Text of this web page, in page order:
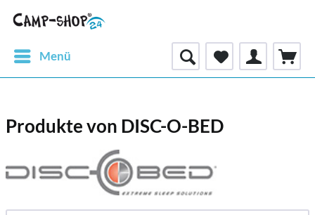
Menü
Produkte von DISC-O-BED